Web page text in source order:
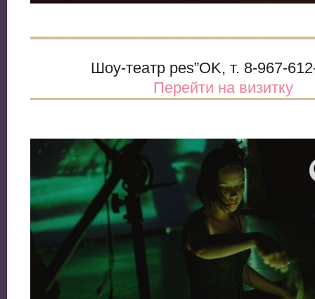
Шоу-театр pes”OK, т. 8-967-
Перейти на визитку